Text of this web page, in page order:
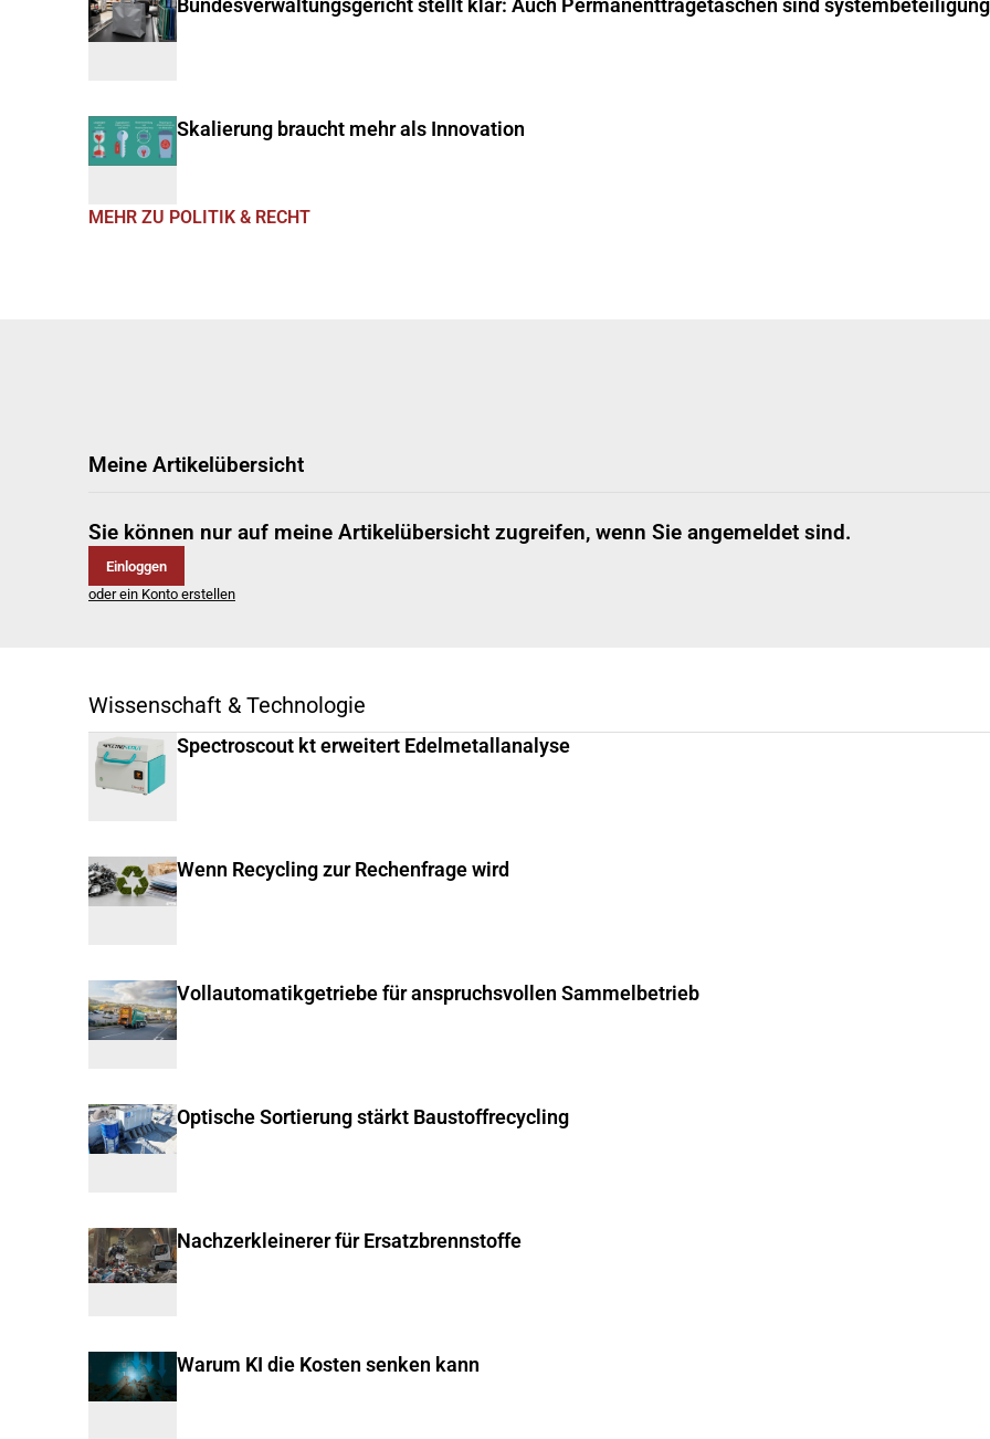
Bundesverwaltungsgericht stellt klar: Auch Permanenttragetaschen sind
Skalierung braucht mehr als Innovation
MEHR ZU POLITIK & RECHT
Meine Artikelübersicht
Sie können nur auf meine Artikelübersicht zugreifen, wenn Sie angemeldet sind.
Einloggen
oder ein Konto erstellen
Wissenschaft & Technologie
Spectroscout kt erweitert Edelmetallanalyse
Wenn Recycling zur Rechenfrage wird
Vollautomatikgetriebe für anspruchsvollen Sammelbetrieb
Optische Sortierung stärkt Baustoffrecycling
Nachzerkleinerer für Ersatzbrennstoffe
Warum KI die Kosten senken kann